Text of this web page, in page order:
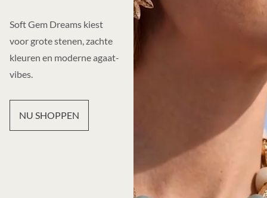
Soft Gem Dreams kiest
voor grote stenen, zachte
kleuren en moderne agaat-
vibes.
NU SHOPPEN